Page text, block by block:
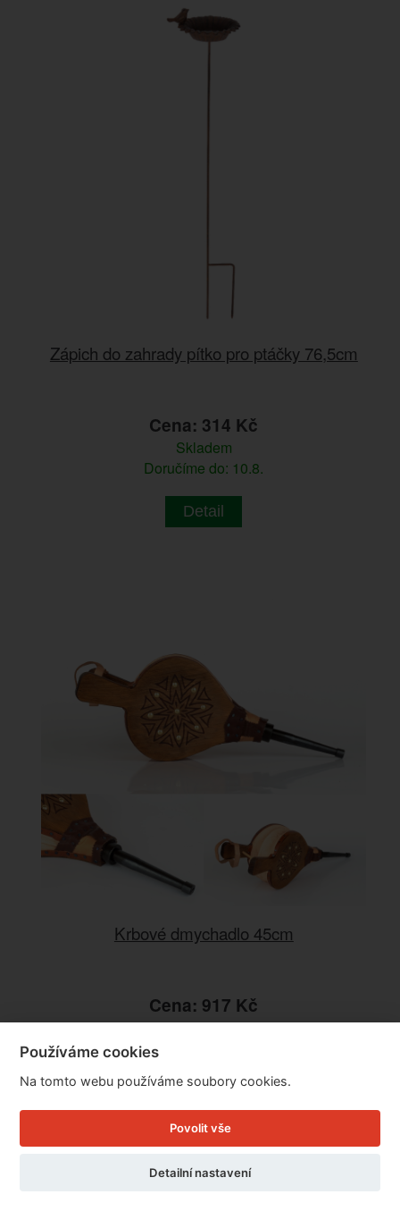
Zápich do zahrady pítko pro ptáčky 76,5cm
Cena: 314 Kč
Skladem
Doručíme do: 10.8.
Detail
Krbové dmychadlo 45cm
Cena: 917 Kč
Skladem
Doručíme do: 10.8.
Detail
Používáme cookies
Na tomto webu používáme soubory cookies.
Povolit vše
Detailní nastavení